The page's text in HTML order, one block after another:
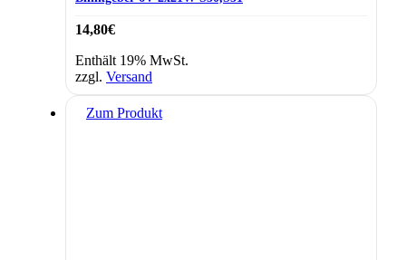
14,80€
Enthält 19% MwSt.
zzgl. Versand
Zum Produkt